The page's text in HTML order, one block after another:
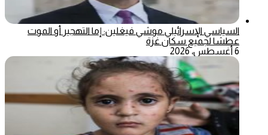
السياسي الإسرائيلي موشي فيغلين: إما التهجير أو الموت
عطشا لجميع سكان غزة
6 أغسطس، 2026